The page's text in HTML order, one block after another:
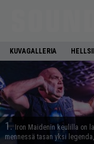
KUVAGALLERIA
1. Iron Maidenin keulilla on
mennessä tasan yksi